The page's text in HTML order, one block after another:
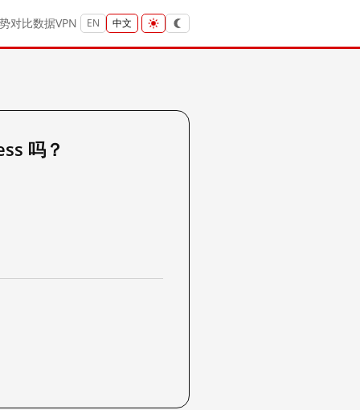
对比数据VPN EN 中文
吗？